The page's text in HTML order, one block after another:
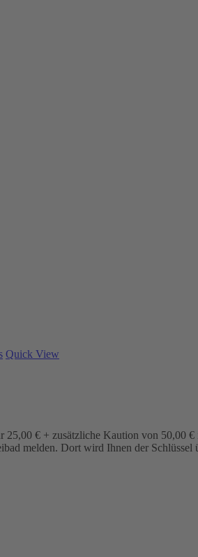
Quick View
25,00 € + zusätzliche Kaution von 50,00 €
melden. Dort wird Ihnen der Schlüssel